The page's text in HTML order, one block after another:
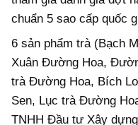
chuẩn 5 sao cấp quốc
6 sản phẩm trà (Bạch
Xuân Đường Hoa,
trà Đường Hoa, Bích
Sen, Lục trà Đường
TNHH Đầu tư Xây